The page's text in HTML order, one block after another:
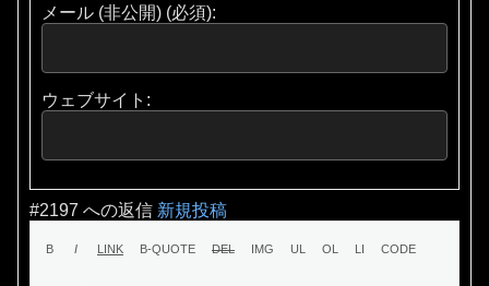
メール (非公開) (必須):
ウェブサイト:
#2197 への返信 新規投稿